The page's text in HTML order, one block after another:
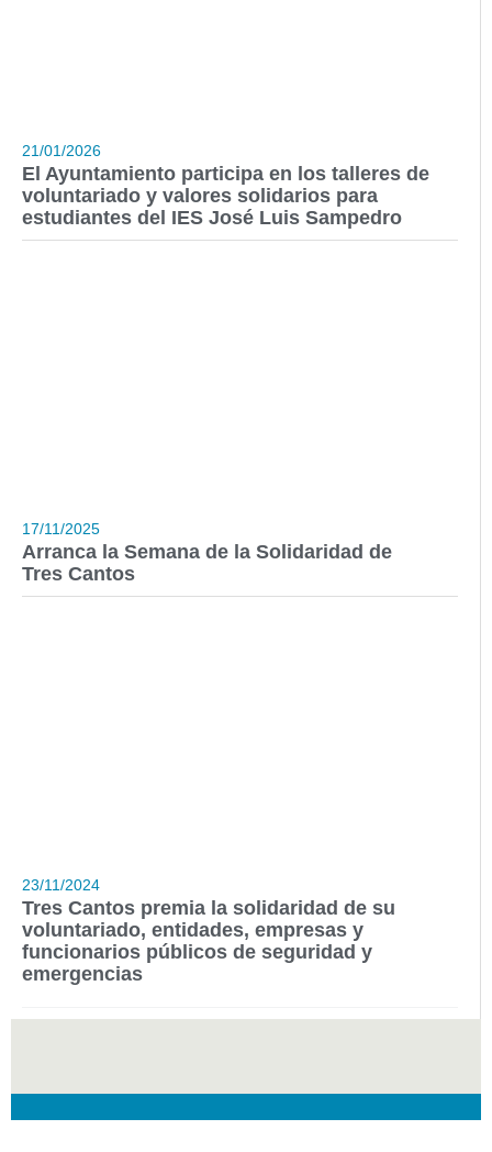
21/01/2026
El Ayuntamiento participa en los talleres de
voluntariado y valores solidarios para
estudiantes del IES José Luis Sampedro
17/11/2025
Arranca la Semana de la Solidaridad de
Tres Cantos
23/11/2024
Tres Cantos premia la solidaridad de su
voluntariado, entidades, empresas y
funcionarios públicos de seguridad y
emergencias